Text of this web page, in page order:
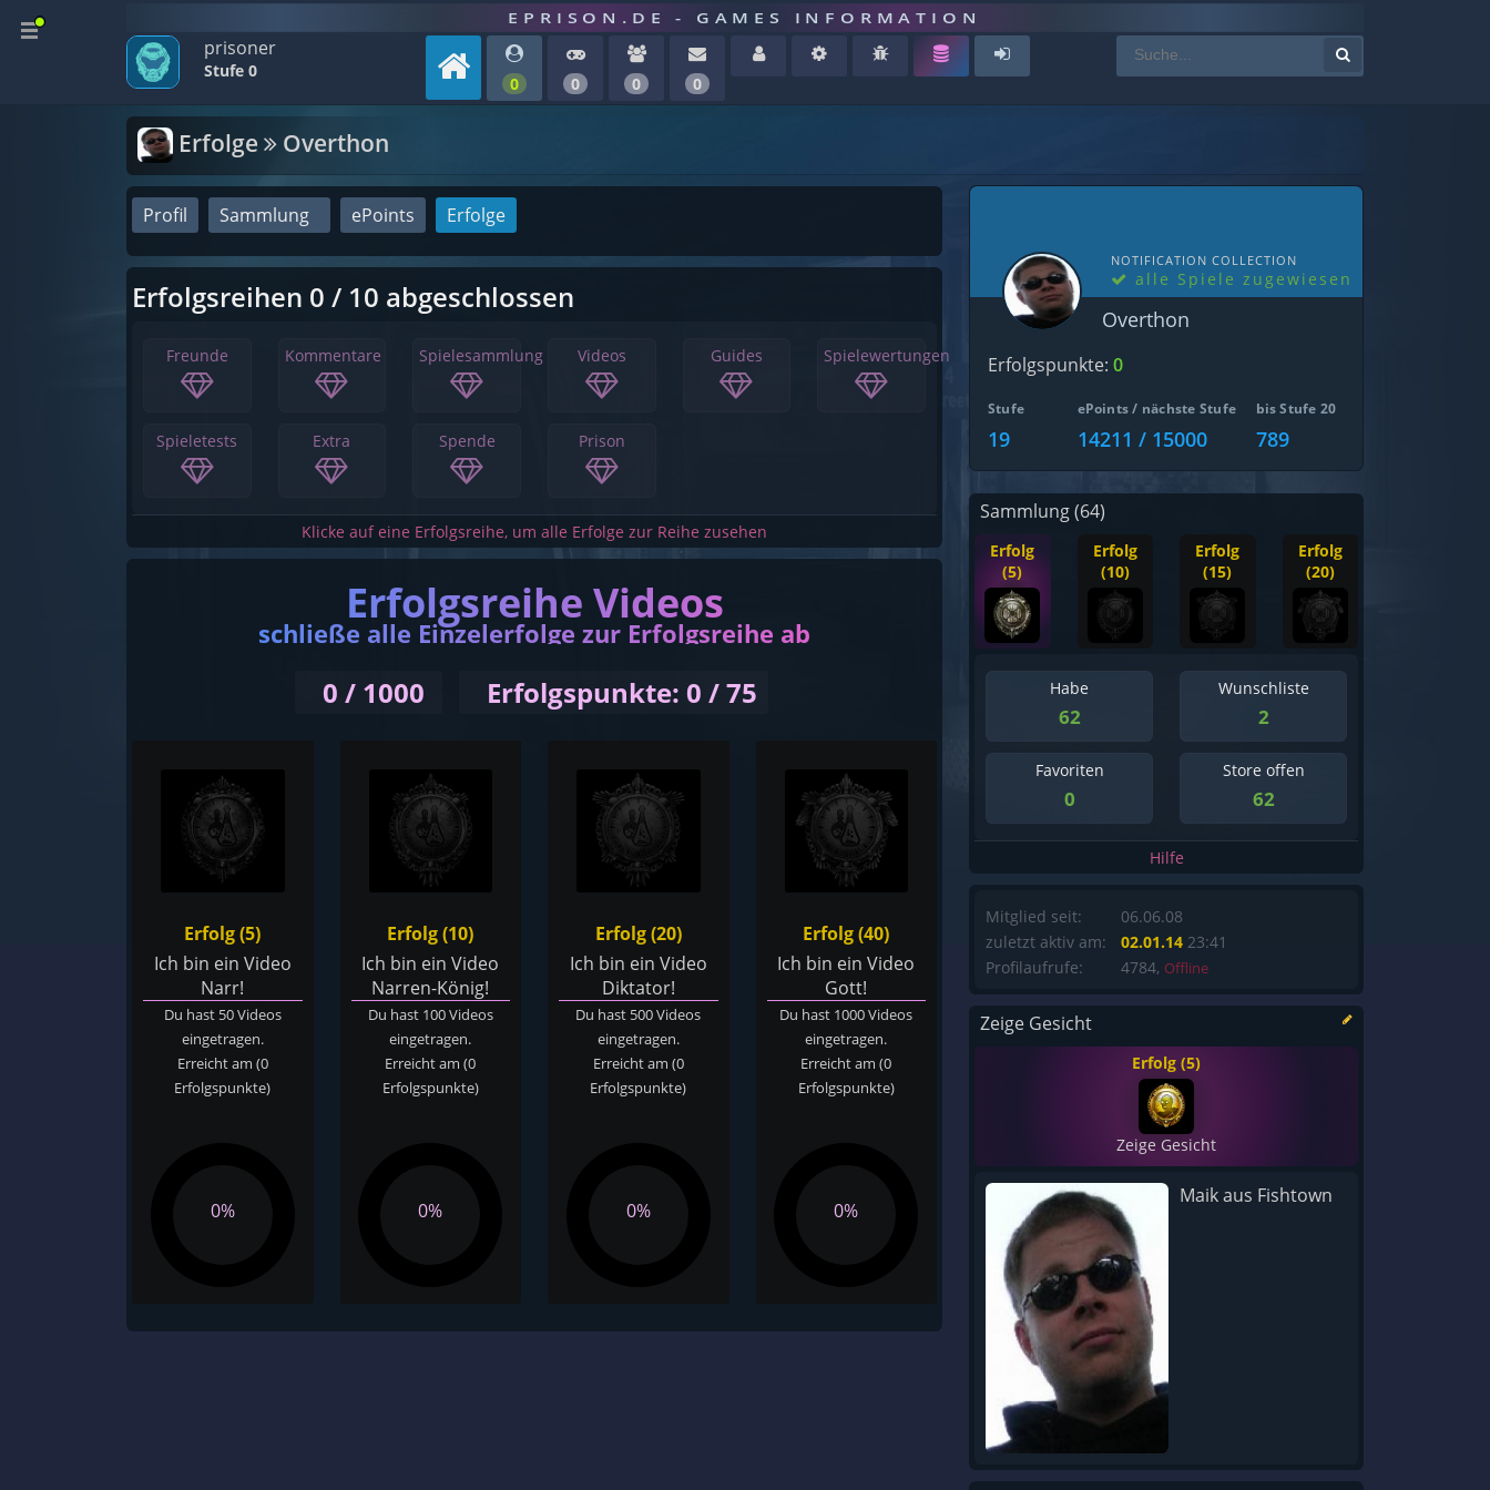
EPRISON.DE - GAMES INFORMATION
prisoner
Stufe 0
0 0 0 0
Erfolge Overthon
Profil Sammlung ePoints Erfolge
Erfolgsreihen 0 / 10 abgeschlossen
Freunde Kommentare Spielesammlung Videos Guides Spielewertungen
Spieletests Extra Spende Prison
Klicke auf eine Erfolgsreihe, um alle Erfolge zur Reihe zusehen
Erfolgsreihe Videos
schließe alle Einzelerfolge zur Erfolgsreihe ab
0 / 1000 Erfolgspunkte: 0 / 75
Erfolg (5)
Ich bin ein Video
Narr!
Du hast 50 Videos
eingetragen.
Erreicht am (0
Erfolgspunkte)
0%
Erfolg (10)
Ich bin ein Video
Narren-König!
Du hast 100 Videos
eingetragen.
Erreicht am(0
Erfolgspunkte)
0%
Erfolg (20)
Ich bin ein Video
Diktator!
Du hast 500 Videos
eingetragen.
Erreicht am (0
Erfolgspunkte)
0%
Erfolg (40)
Ich bin ein Video
Gott!
Du hast 1000 Videos
eingetragen.
Erreicht am(0
Erfolgspunkte)
0%
NOTIFICATION COLLECTION
alle Spiele zugewiesen
Overthon
Erfolgspunkte: 0
Stufe
19
ePoints / nächste Stufe
14211 / 15000
bis Stufe 20
789
Sammlung (64)
Erfolg
(5)
Erfolg
(10)
Erfolg
(15)
Erfolg
(20)
Habe
62
Wunschliste
2
Favoriten
0
Store offen
62
Hilfe
Mitglied seit:
zuletzt aktiv am:
Profilaufrufe:
06.06.08
02.01.14 23:41
4784, Offline
Zeige Gesicht
Erfolg (5)
Zeige Gesicht
Maik aus Fishtown